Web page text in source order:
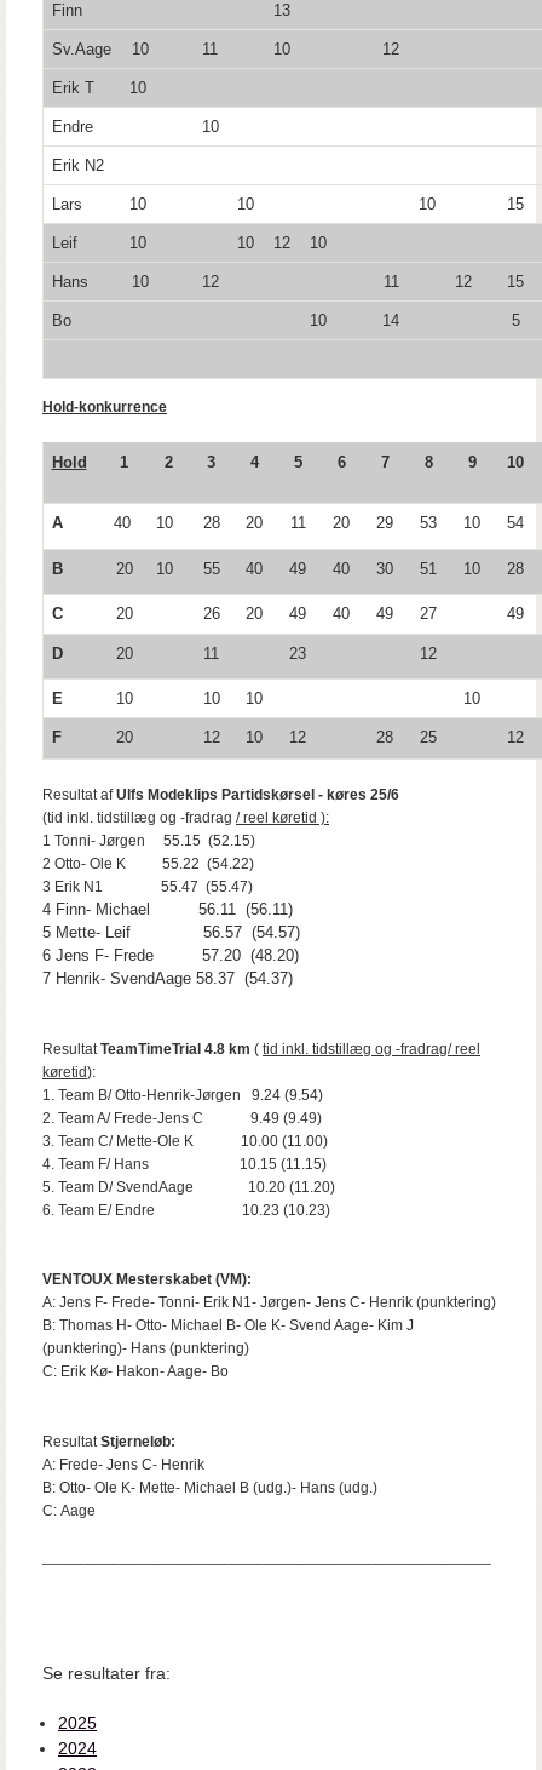
Finn 13
Sv.Aage 10 11 10 12
Erik T 10
Endre 10
Erik N2
Lars 10 10 10 15
Leif 10 10 12 10
Hans 10 12 11 12 15
Bo 10 14 5
Hold-konkurrence
Hold 1 2 3 4 5 6 7 8 9 10
A 40 10 28 20 11 20 29 53 10 54
B 20 10 55 40 49 40 30 51 10 28
C 20 26 20 49 40 49 27 49
D 20 11 23 12
E 10 10 10 10
F 20 12 10 12 28 25 12
Resultat afUlfs Modeklips Partidskørsel - køres 25/6
(tid inkl. tidstillæg og -fradrag / reel køretid ):
1 Tonni- Jørgen 55.15 (52.15)
2 Otto- Ole K 55.22 (54.22)
3 Erik N1 55.47 (55.47)
4 Finn- Michael 56.11 (56.11)
5 Mette- Leif 56.57 (54.57)
6 Jens F- Frede 57.20 (48.20)
7 Henrik- SvendAage 58.37 (54.37)
Resultat TeamTimeTrial 4.8 km ( tid inkl. tidstillæg og -fradrag/ reel
køretid):
1. Team B/ Otto-Henrik-Jørgen 9.24 (9.54)
2. Team A/ Frede-Jens C 9.49 (9.49)
3. Team C/ Mette-Ole K 10.00 (11.00)
4. Team F/ Hans 10.15 (11.15)
5. Team D/ SvendAage 10.20 (11.20)
6. Team E/ Endre 10.23 (10.23)
VENTOUX Mesterskabet (VM):
A: Jens F- Frede- Tonni- Erik N1- Jørgen- Jens C- Henrik (punktering)
B: Thomas H- Otto- Michael B- Ole K- Svend Aage- Kim J
(punktering)- Hans (punktering)
C: Erik Kø- Hakon- Aage- Bo
Resultat Stjerneløb:
A: Frede- Jens C- Henrik
B: Otto- Ole K- Mette- Michael B (udg.)- Hans (udg.)
C: Aage
Se resultater fra:
2025
2024